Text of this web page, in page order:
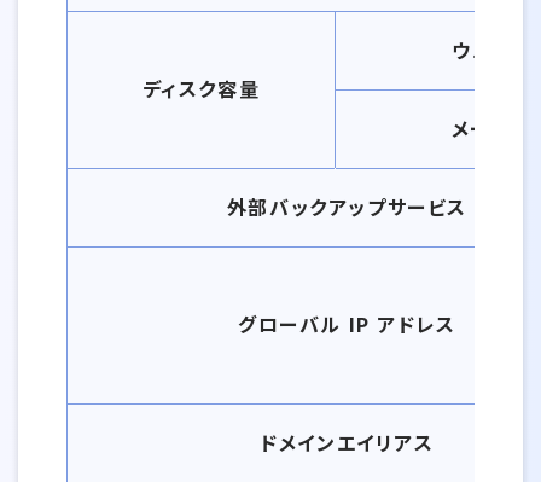
ディスク容量
ウェブ
メール
外部バックアップサービス
グローバル IP アドレス
ドメインエイリアス